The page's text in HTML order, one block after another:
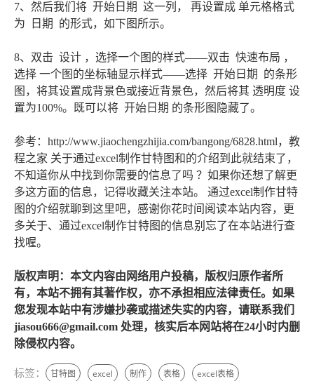
7、然后我们将 开始日期 这一列， 再设置成 单元格格式
为 日期 的形式，如下图所示。
8、双击 设计 ，选择一个图的样式——双击 快速布局 ，
选择 一个图的坐标轴显示样式——选择 开始日期 的条形
图，将其设置成背景色或接近背景色，然后将其 透明度 设
置为100%。既可以将 开始日期 的条形图隐藏了。
参考：http://www.jiaochengzhijia.com/bangong/6828.html，教
程之家 关于通过excel制作甘特图和的介绍到此就结束了，
不知道你从中找到你需要的信息了吗 ？如果你还想了解更
多这方面的信息，记得收藏关注本站。 通过excel制作甘特
图的介绍就聊到这里吧，感谢你花时间阅读本站内容，更
多关于、通过excel制作甘特图的信息别忘了在本站进行查
找喔。
版权声明：本文内容由网络用户投稿，版权归原作者所
有，本站不拥有其著作权，亦不承担相应法律责任。如果
您发现本站中有涉嫌抄袭或描述失实的内容，请联系我们
jiasou666@gmail.com 处理，核实后本网站将在24小时内删
除侵权内容。
标签： 甘特图 excel 制作 表格 excel表格